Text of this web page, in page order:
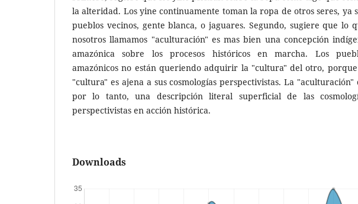
la alteridad. Los yine continuamente toman la ropa de otros seres, ya
pueblos vecinos, gente blanca, o jaguares. Segundo, sugiere que lo
nosotros llamamos "aculturación" es mas bien una concepción
amazónica sobre los procesos históricos en marcha. Los
amazónicos no están queriendo adquirir la "cultura" del otro,
"cultura" es ajena a sus cosmologías perspectivistas. La "aculturación"
por lo tanto, una descripción literal superficial de las
perspectivistas en acción histórica.
Downloads